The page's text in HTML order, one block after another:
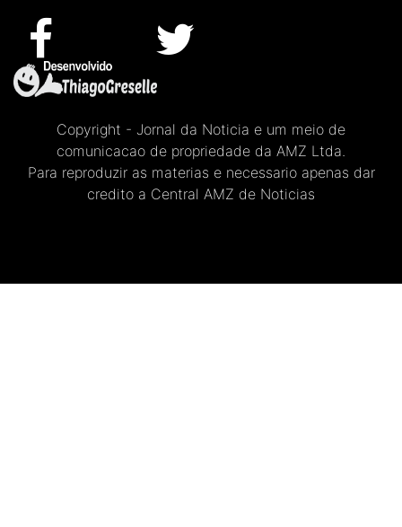
Copyright - Jornal da Noticia e um meio de
comunicacao de propriedade da AMZ Ltda.
Para reproduzir as materias e necessario apenas dar
credito a Central AMZ de Noticias